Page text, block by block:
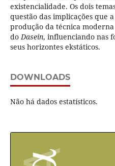
existencialidade. Os dois
questão das implicações que
produção da técnica
doDasein, influenciando nas
seus horizontes ekstáticos.
DOWNLOADS
Não há dados estatísticos.